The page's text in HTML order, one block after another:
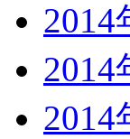
2014
2014
2014